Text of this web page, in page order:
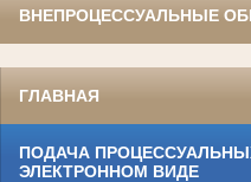
ВНЕПРОЦЕССУАЛЬНЫЕ
ГЛАВНАЯ
ПОДАЧА
ЭЛЕКТРОННОМ ВИДЕ